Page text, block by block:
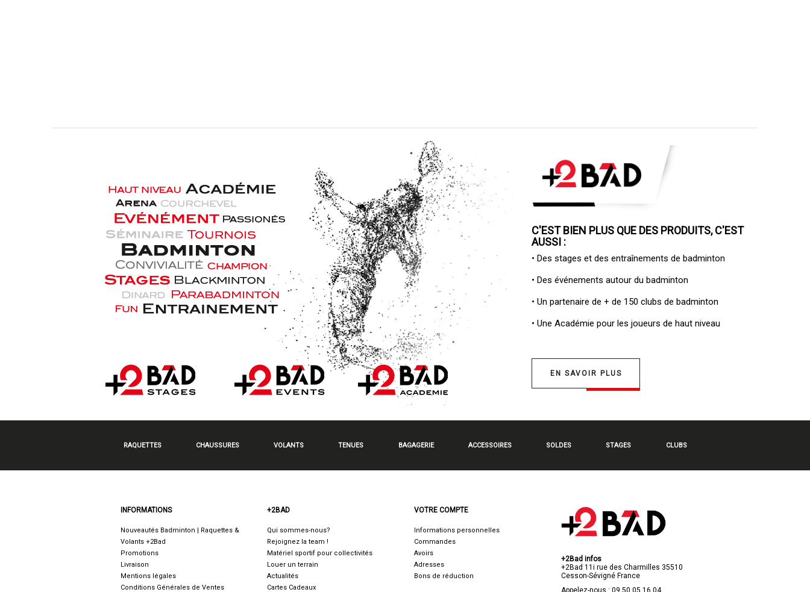
C'EST BIEN PLUS QUE DES PRODUITS, C'EST
AUSSI :
• Des stages et des entraînements de badminton
• Des événements autour du badminton
• Un partenaire de + de 150 clubs de badminton
• Une Académie pour les joueurs de haut niveau
EN SAVOIR PLUS
RAQUETTES CHAUSSURES VOLANTS TENUES BAGAGERIE ACCESSOIRES SOLDES STAGES CLUBS
INFORMATIONS
Nouveautés Badminton | Raquettes &
Volants +2Bad
Promotions
Livraison
Mentions légales
Conditions Générales de Ventes
+2BAD
Qui sommes-nous?
Rejoignez la team !
Matériel sportif pour collectivités
Louer un terrain
Actualités
Cartes Cadeaux
VOTRE COMPTE
Informations personnelles
Commandes
Avoirs
Adresses
Bons de réduction
+2Bad infos
+2Bad 11i rue des Charmilles 35510
Cesson-Sévigné France
Appelez-nous : 09 50 05 16 04